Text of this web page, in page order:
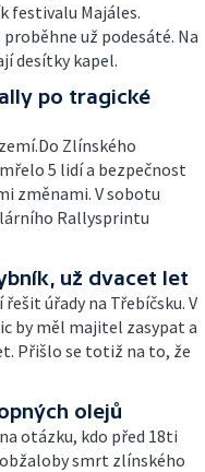
festivalu Majáles.
už podesáté. Na
desítky kapel.
po tragické
Zlínského
5 lidí a bezpečnost
změnami. V sobotu
Rallysprintu
už dvacet let
úřady na Třebíčsku. V
by měl majitel zasypat a
Přišlo se totiž na to, že
olejů
otázku, kdo před 18ti
smrt zlínského